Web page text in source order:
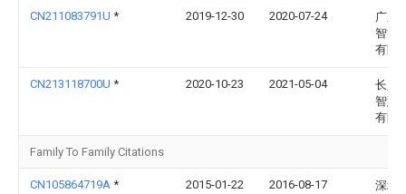
CN211083791U * 2019-12-30 2020-07-24
广东
智能
有限
CN213118700U * 2020-10-23 2021-05-04
长兴
智慧
有限
Family To Family Citations
CN105864719A * 2015-01-22 2016-08-17
深圳